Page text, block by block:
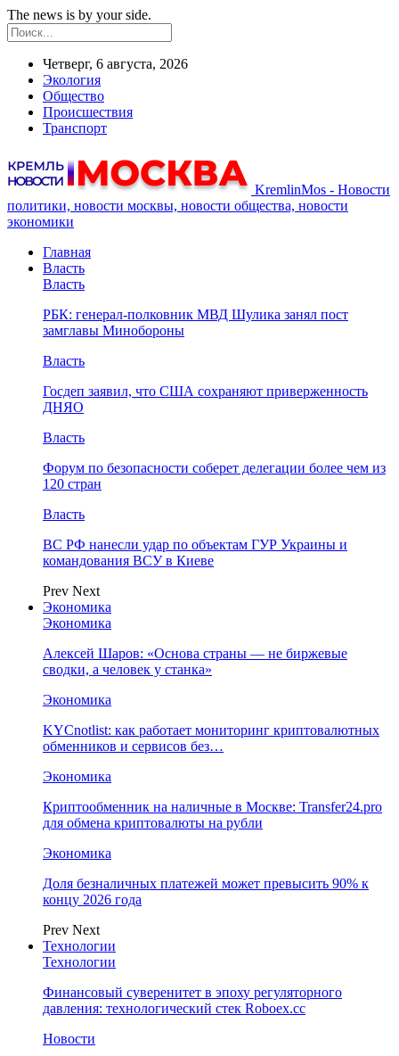
The news is by your side.
Четверг, 6 августа, 2026
Экология
Общество
Происшествия
Транспорт
KremlinMos - Новости
политики, новости москвы, новости общества, новости
экономики
Главная
Власть
Власть
РБК: генерал-полковник МВД Шулика занял пост
замглавы Минобороны
Власть
Госдеп заявил, что США сохраняют приверженность
ДНЯО
Власть
Форум по безопасности соберет делегации более чем из
120 стран
Власть
ВС РФ нанесли удар по объектам ГУР Украины и
командования ВСУ в Киеве
Prev Next
Экономика
Экономика
Алексей Шаров: «Основа страны — не биржевые
сводки, а человек у станка»
Экономика
KYCnotlist: как работает мониторинг криптовалютных
обменников и сервисов без…
Экономика
Криптообменник на наличные в Москве: Transfer24.pro
для обмена криптовалюты на рубли
Экономика
Доля безналичных платежей может превысить 90% к
концу 2026 года
Prev Next
Технологии
Технологии
Финансовый суверенитет в эпоху регуляторного
давления: технологический стек Roboex.cc
Новости